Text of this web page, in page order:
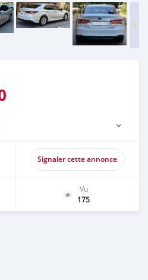
Signaler cette annonce
Vu
175